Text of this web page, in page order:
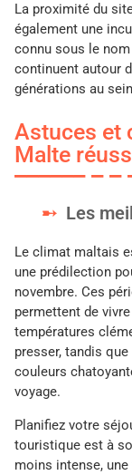
La proximité du
également une
connu sous le
continuent autour
générations au
Astuces et
Malte
Les
Le climat maltais
une prédilection
novembre. Ces
permettent de
températures
presser, tandis
couleurs
voyage.
Planifiez votre
touristique est à
moins intense,